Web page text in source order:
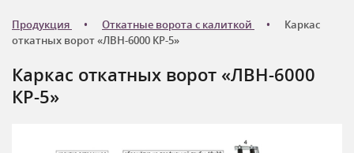
Продукция Откатные ворота с калиткой
Каркас
откатных ворот «ЛВН-6000 КР-5»
Каркас откатных ворот «ЛВН-6000
КР-5»